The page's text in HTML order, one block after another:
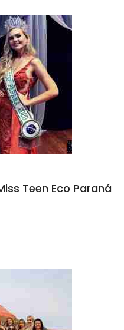
Teen Eco Paraná